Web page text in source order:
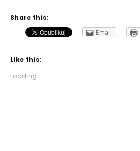
Share this:
Email
Like this:
Loading...